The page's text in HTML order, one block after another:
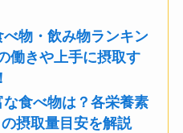
物・飲み物ランキン
働きや上手に摂取す
食べ物は？各栄養素
摂取量目安を解説